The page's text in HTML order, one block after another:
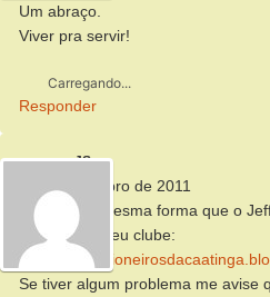
Um abraço.
Viver pra servir!
Carregando...
Responder
JS
25 de setembro de 2011
Alberto, da mesma forma que o
no blog do meu clube:
(http://
Se tiver algum problema me avise